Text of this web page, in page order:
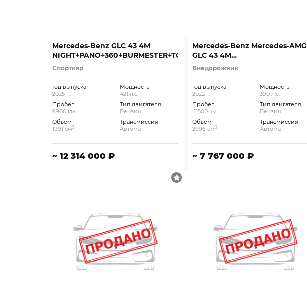
Mercedes-Benz GLC 43 4M
NIGHT+PANO+360+BURMESTER+TOTW+KEYLESS
Спорткар
Год выпуска
2025 г.
Пробег
9900 км.
Объём
1991 см3
Мощность
421 л.с.
Тип двигателя
Бензин
Трансмиссия
Автомат
~ 12 314 000 ₽
Mercedes-Benz Mercedes-AMG
GLC 43 4M
Night*Pano*FAP*AHK*HUD*Ca
Внедорожник
Год выпуска
2022 г.
Пробег
41500 км.
Объём
2996 см3
Мощность
390 л.с.
Тип двигателя
Бензин
Трансмиссия
Автомат
~ 7 767 000 ₽